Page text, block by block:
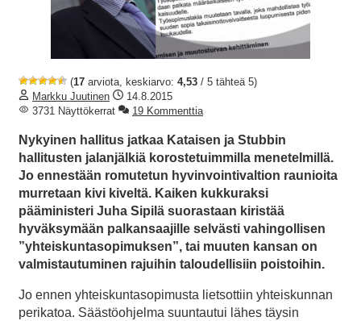
(17 arviota, keskiarvo: 4,53 / 5 tähteä 5)
Markku Juutinen
14.8.2015
3731 Näyttökerrat
19 Kommenttia
Nykyinen hallitus jatkaa Kataisen ja Stubbin
hallitusten jalanjälkiä korostetuimmilla menetelmillä.
Jo ennestään romutetun hyvinvointivaltion raunioita
murretaan kivi kiveltä. Kaiken kukkuraksi
pääministeri Juha Sipilä suorastaan kiristää
hyväksymään palkansaajille selvästi vahingollisen
”yhteiskuntasopimuksen”, tai muuten kansan on
valmistautuminen rajuihin taloudellisiin poistoihin.
Jo ennen yhteiskuntasopimusta lietsottiin yhteiskunnan
perikatoa. Säästöohjelma suuntautui lähes täysin